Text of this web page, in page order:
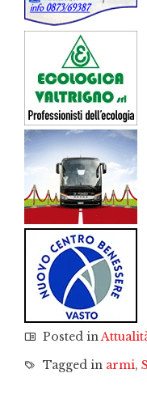
Posted in
Tagged in armi,